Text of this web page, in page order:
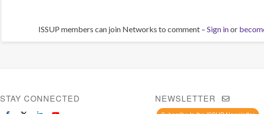
ISSUP members can join Networks to comment – Sign inor
STAY CONNECTED NEWSLETTER